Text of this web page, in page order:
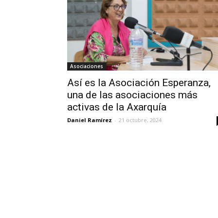
Asociaciones
Así es la Asociación Esperanza,
una de las asociaciones más
activas de la Axarquía
Daniel Ramírez - 21 octubre, 2024